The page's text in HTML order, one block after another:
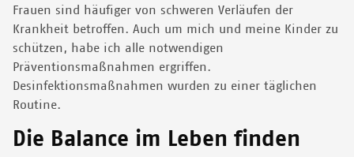
Frauen sind häufiger von schweren Verläufen der
Krankheit betroffen. Auch um mich und meine Kinder zu
schützen, habe ich alle notwendigen
Präventionsmaßnahmen ergriffen.
Desinfektionsmaßnahmen wurden zu einer täglichen
Routine.
Die Balance im Leben finden